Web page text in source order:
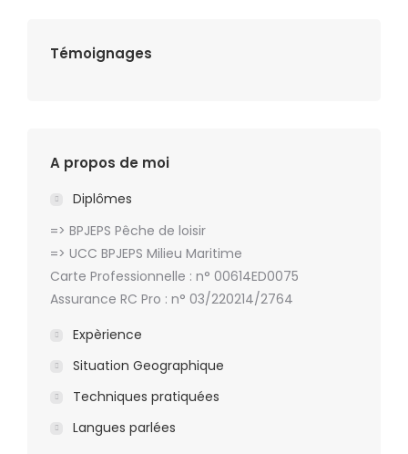
Témoignages
A propos de moi
Diplômes
=> BPJEPS Pêche de loisir
=> UCC BPJEPS Milieu Maritime
Carte Professionnelle : n° 00614ED0075
Assurance RC Pro : n° 03/220214/2764
Expèrience
Situation Geographique
Techniques pratiquées
Langues parlées